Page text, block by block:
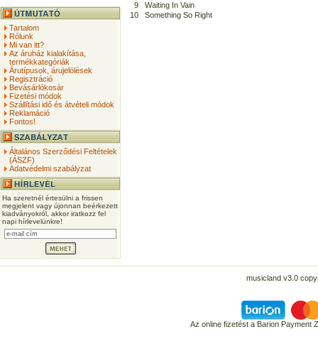
Tartalom
Rólunk
Mi van itt?
Az áruház kialakítása,
termékkategóriák
Árutípusok, árujelölések
Regisztráció
Bevásárlókosár
Fizetési módok
Szállítási idő és átvételi módok
Reklamáció
Fontos!
Általános Szerződési Feltételek
(ÁSZF)
Adatvédelmi szabályzat
Ha szeretnél értesülni a frissen
megjelent vagy újonnan beérkezett
kiadványokról, akkor iratkozz fel
napi hírlevelünkre!
9
Waiting In Vain
10
Something So Right
musicland v3.0
Az online fizetést a Barion Payment